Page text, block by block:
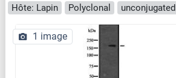
Hôte: Lapin
Polyclonal unconjugated
1 image